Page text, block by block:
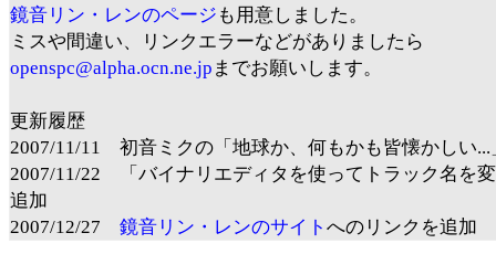
鏡音リン・レンのページ も用意しました。
ミスや間違い、リンクエラーなどがありましたら
openspc@alpha.ocn.ne.jp までお願いします。
更新履歴
2007/11/11 初音ミクの「地球か、何もかも皆懐かしい...
2007/11/22 「バイナリエディタを使ってトラック名を
追加
2007/12/27 鏡音リン・レンのサイト へのリンクを追加